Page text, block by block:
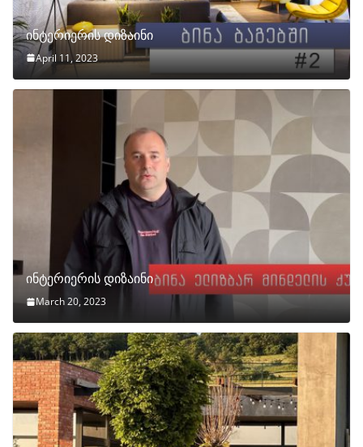
ინტერიერის დიზაინი
April 11, 2023
ინტერიერის დიზაინი
March 20, 2023